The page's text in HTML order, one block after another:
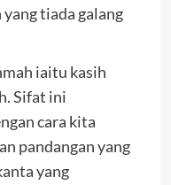
tiada galang
iaitu kasih
Sifat ini
cara kita
pandangan yang
yang